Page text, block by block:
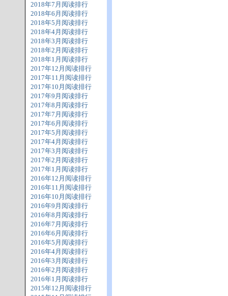
2018年7月阅读排行
2018年6月阅读排行
2018年5月阅读排行
2018年4月阅读排行
2018年3月阅读排行
2018年2月阅读排行
2018年1月阅读排行
2017年12月阅读排行
2017年11月阅读排行
2017年10月阅读排行
2017年9月阅读排行
2017年8月阅读排行
2017年7月阅读排行
2017年6月阅读排行
2017年5月阅读排行
2017年4月阅读排行
2017年3月阅读排行
2017年2月阅读排行
2017年1月阅读排行
2016年12月阅读排行
2016年11月阅读排行
2016年10月阅读排行
2016年9月阅读排行
2016年8月阅读排行
2016年7月阅读排行
2016年6月阅读排行
2016年5月阅读排行
2016年4月阅读排行
2016年3月阅读排行
2016年2月阅读排行
2016年1月阅读排行
2015年12月阅读排行